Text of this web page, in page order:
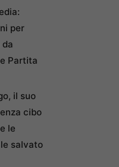
per
Partita
il suo
cibo
le
salvato